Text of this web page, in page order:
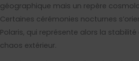
géographique mais un repère
Certaines cérémonies nocturnes
Polaris, qui représente alors la
chaos extérieur.